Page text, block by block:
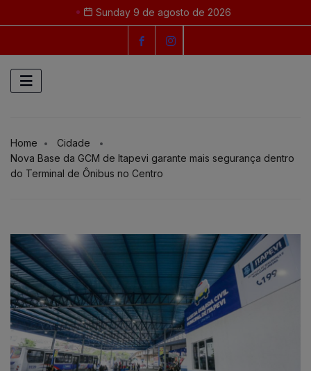
Sunday 9 de agosto de 2026
Home
Cidade
Nova Base da GCM de Itapevi garante mais segurança dentro
do Terminal de Ônibus no Centro